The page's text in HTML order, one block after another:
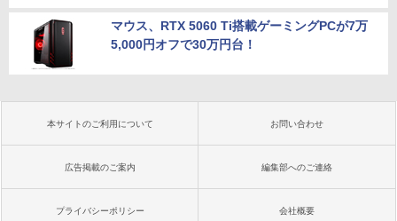
マウス、RTX 5060 Ti搭載ゲーミングPCが7万
5,000円オフで30万円台！
本サイトのご利用について お問い合わせ
広告掲載のご案内 編集部へのご連絡
プライバシーポリシー 会社概要